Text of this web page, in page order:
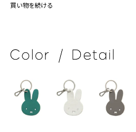
買い物を続ける